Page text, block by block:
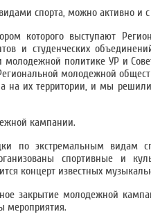
спорта, можно активно и с
которого выступают
и студенческих
политике УР и
молодежной
их территории, и мы решили
кампании.
по экстремальным видам
спортивные и
концерт известных
закрытие молодежной
мероприятия.